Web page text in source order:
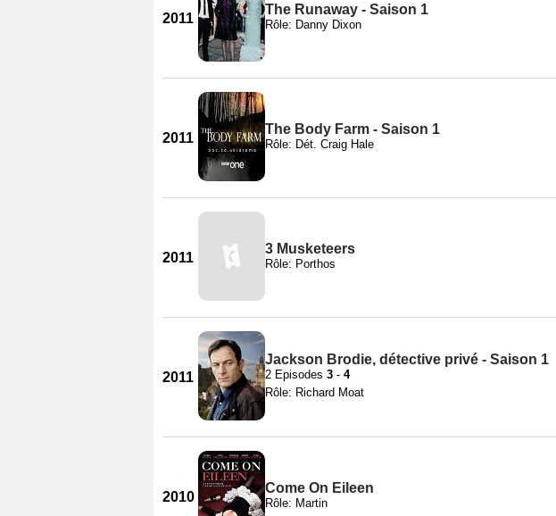
2011
The Runaway - Saison 1
Rôle: Danny Dixon
2011
The Body Farm - Saison 1
Rôle: Dét. Craig Hale
2011
3 Musketeers
Rôle: Porthos
2011
Jackson Brodie, détective privé - Saison 1
2 Episodes 3 - 4
Rôle: Richard Moat
2010
Come On Eileen
Rôle: Martin